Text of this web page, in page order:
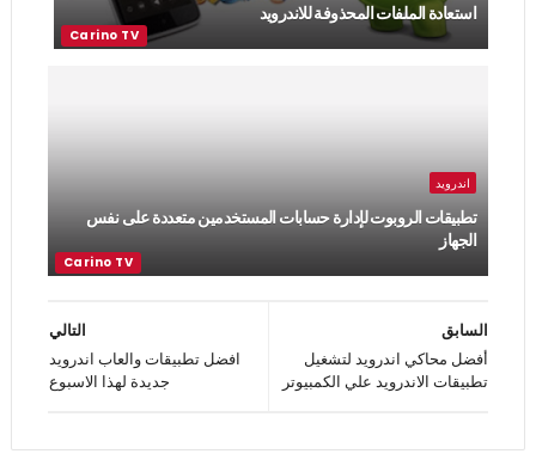
استعادة الملفات المحذوفة للاندرويد
اندرويد
تطبيقات الروبوت لإدارة حسابات المستخدمين متعددة على نفس
الجهاز
التالي
افضل تطبيقات والعاب اندرويد
جديدة لهذا الاسبوع
السابق
أفضل محاكي اندرويد لتشغيل
تطبيقات الاندرويد علي الكمبيوتر